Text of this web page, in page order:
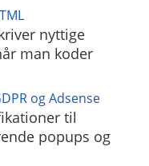
nyttige
man koder
og Adsense
til
popups og